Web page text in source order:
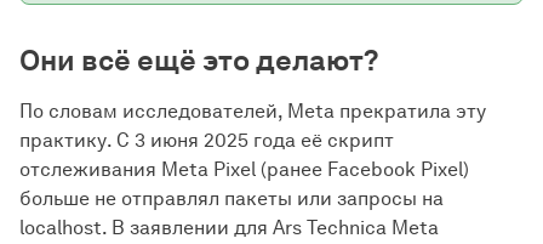
Они всё ещё это делают?
По словам исследователей, Meta прекратила эту
практику. С 3 июня 2025 года её скрипт
отслеживания Meta Pixel (ранее Facebook Pixel)
больше не отправлял пакеты или запросы на
localhost. В заявлении для Ars Technica Meta